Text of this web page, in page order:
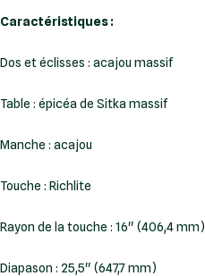
Caractéristiques :
Dos et éclisses : acajou massif
Table : épicéa de Sitka massif
Manche : acajou
Touche : Richlite
Rayon de la touche : 16" (406,4 mm)
Diapason : 25,5" (647,7 mm)